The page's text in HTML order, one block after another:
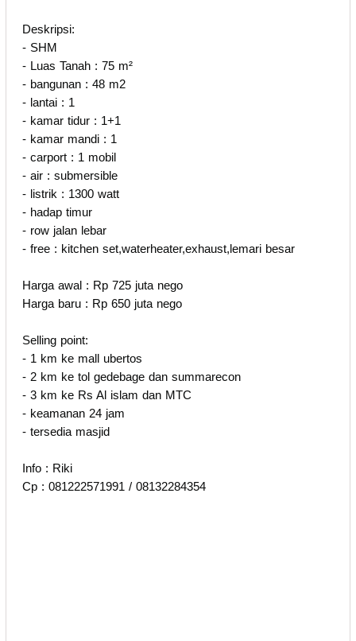
Deskripsi:
- SHM
- Luas Tanah : 75 m²
- bangunan : 48 m2
- lantai : 1
- kamar tidur : 1+1
- kamar mandi : 1
- carport : 1 mobil
- air : submersible
- listrik : 1300 watt
- hadap timur
- row jalan lebar
- free : kitchen set,waterheater,exhaust,lemari besar
Harga awal : Rp 725 juta nego
Harga baru : Rp 650 juta nego
Selling point:
- 1 km ke mall ubertos
- 2 km ke tol gedebage dan summarecon
- 3 km ke Rs Al islam dan MTC
- keamanan 24 jam
- tersedia masjid
Info : Riki
Cp : 081222571991 / 08132284354